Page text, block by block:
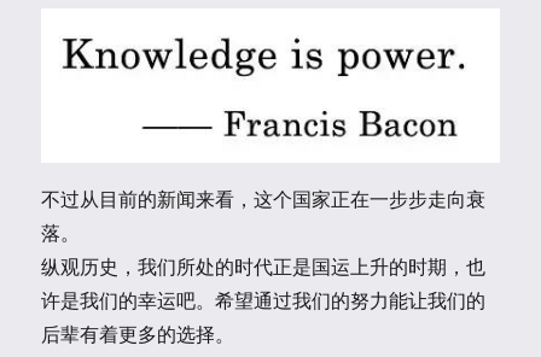
不过从目前的新闻来看，这个国家正在一步步走向衰
落。
纵观历史，我们所处的时代正是国运上升的时期，也
许是我们的幸运吧。希望通过我们的努力能让我们的
后辈有着更多的选择。